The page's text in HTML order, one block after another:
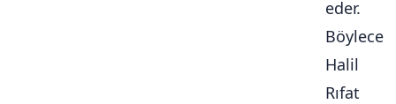
eder.
Böylece
Halil
Rıfat